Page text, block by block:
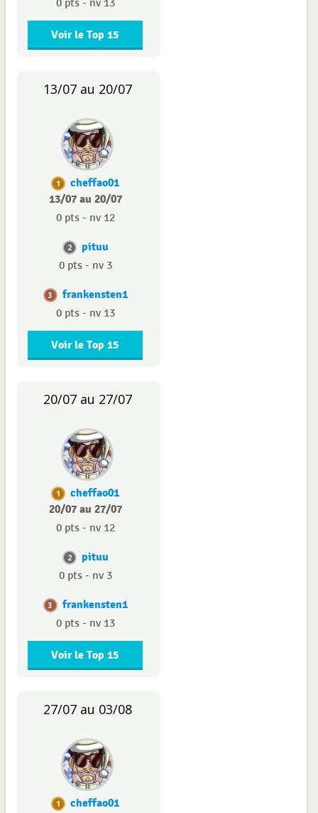
0 pts - nv 13
Voir le Top 15
13/07 au 20/07
1
cheffao01
13/07 au 20/07
0 pts - nv 12
2 pituu
0 pts - nv 3
3 frankensten1
0 pts - nv 13
Voir le Top 15
20/07 au 27/07
1
cheffao01
20/07 au 27/07
0 pts - nv 12
2 pituu
0 pts - nv 3
3 frankensten1
0 pts - nv 13
Voir le Top 15
27/07 au 03/08
1
cheffao01